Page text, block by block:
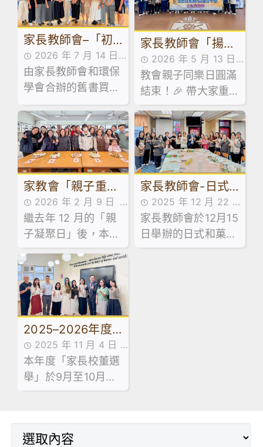
家長教師會–「初
中級舊書買賣」活
動
2026 年 7 月 14 日
家校合作,家長教師會
活動花絮,活動花絮
由家長教師會和環保
學會合辦的舊書買賣
活動已於 7 月 13 日
順利舉行！當日禮堂
熱鬧非凡，大批家長
同學滿載而歸！🥰
家長教師會「揚才
傳藝、樂學故宮」
親子同樂日
2026 年 5 月 13 日
家校合作,家長教師會
活動花絮
教會親子同樂日圓滿
結束！🎉 帶大家重
溫當日嘅歡樂時光！
家教會「親子重聚
日：輕食製作工作
坊」
2026 年 2 月 9 日
家校合作,家長教師會
活動花絮
繼去年 12 月的「親
子凝聚日」後，本校
家長教師會於 1 月
31 日舉辦了「親子
重聚日 —— 輕食製
作工作坊」。是次活
動旨在透過廚藝體
驗，為家長與子女建
立一個共同協作的平
台，實踐正向溝通。
家長教師會-日式
和菓子工作坊
家長教師會活動花絮,
活動花絮
家長教師會於12月15
日舉辦的日式和菓子
工作坊反應熱烈，參
2025–2026年度
家長校董選舉結果
2025 年 11 月 4 日
家長教師會活動花絮,
最新消息,活動花絮
本年度「家長校董選
舉」於9月至10月期
間順利舉行，在校友
湯皓勛校長及選舉主
任李建豪副校長的見